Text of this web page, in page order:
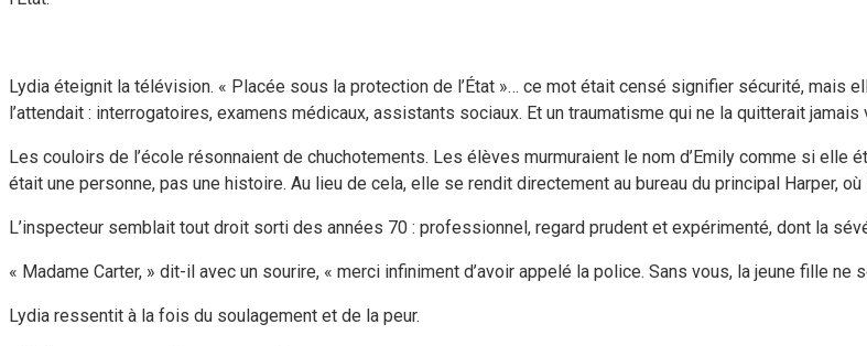
Lydia éteignit la télévision. « Placée sous la protection de l’État »… ce mot était censé signifier sécurité, mais
l’attendait : interrogatoires, examens médicaux, assistants sociaux. Et un traumatisme qui ne la quitterait jamais
Les couloirs de l’école résonnaient de chuchotements. Les élèves murmuraient le nom d’Emily comme si elle
était une personne, pas une histoire. Au lieu de cela, elle se rendit directement au bureau du principal Harper, où
L’inspecteur semblait tout droit sorti des années 70 : professionnel, regard prudent et expérimenté, dont la
« Madame Carter, » dit-il avec un sourire, « merci infiniment d’avoir appelé la police. Sans vous, la jeune fille ne
Lydia ressentit à la fois du soulagement et de la peur.